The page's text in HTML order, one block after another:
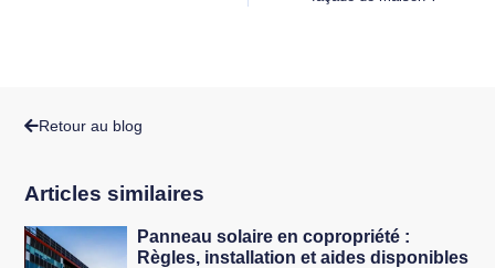
Retour au blog
Articles similaires
Panneau solaire en copropriété :
Règles, installation et aides disponibles